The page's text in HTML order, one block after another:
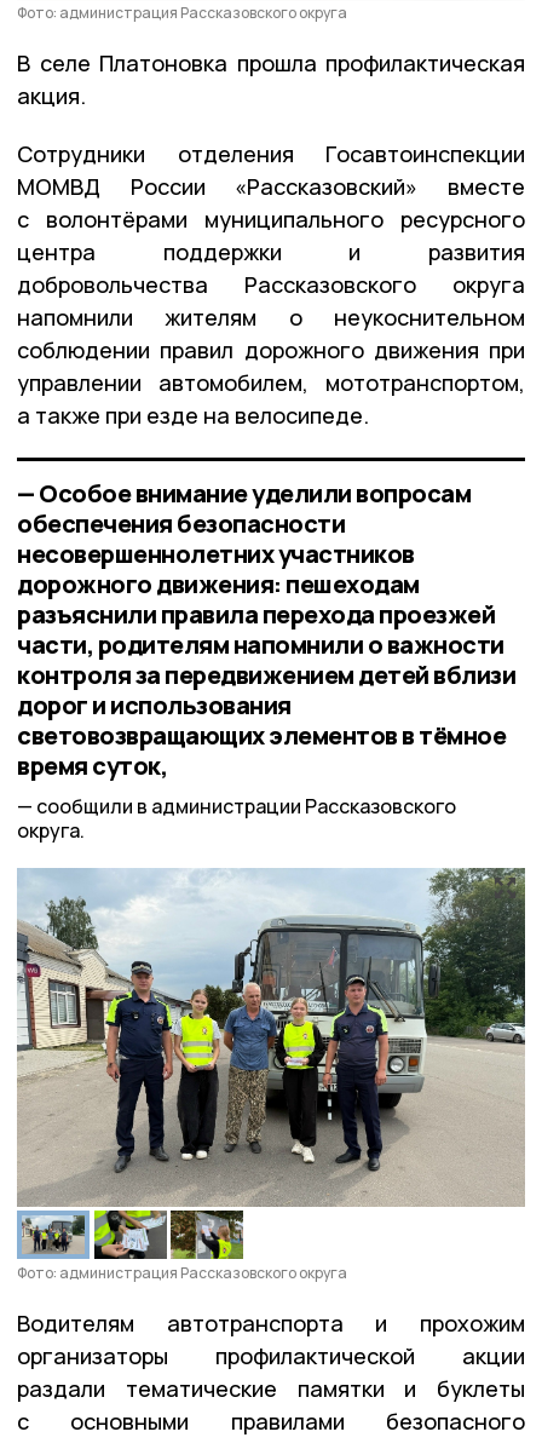
Фото: администрация Рассказовского округа
В селе Платоновка прошла профилактическая
акция.
Сотрудники отделения Госавтоинспекции
МОМВД России «Рассказовский» вместе
с волонтёрами муниципального ресурсного
центра поддержки и развития
добровольчества Рассказовского округа
напомнили жителям о неукоснительном
соблюдении правил дорожного движения при
управлении автомобилем, мототранспортом,
а также при езде на велосипеде.
— Особое внимание уделили вопросам
обеспечения безопасности
несовершеннолетних участников
дорожного движения: пешеходам
разъяснили правила перехода проезжей
части, родителям напомнили о важности
контроля за передвижением детей вблизи
дорог и использования
световозвращающих элементов в тёмное
время суток,
сообщили в администрации Рассказовского
округа.
Фото: администрация Рассказовского округа
Водителям автотранспорта и прохожим
организаторы профилактической акции
раздали тематические памятки и буклеты
с основными правилами безопасного